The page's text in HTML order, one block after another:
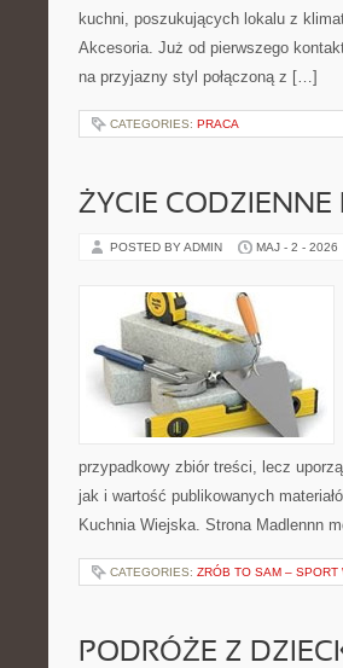
kuchni, poszukujących lokalu z
Akcesoria. Już od pierwszego
na przyjazny styl połączoną z […]
CATEGORIES: PRACA
ŻYCIE CODZIENNE
POSTED BY ADMIN MAJ - 2 - 2026
przypadkowy zbiór treści, lecz
jak i wartość publikowanych
Kuchnia Wiejska. Strona Madlennn
CATEGORIES: ZRÓB TO SAM – SPORT
PODRÓŻE Z